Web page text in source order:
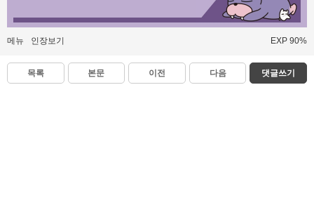
메뉴 인장보기 EXP 90%
목록 본문 이전 다음 댓글쓰기